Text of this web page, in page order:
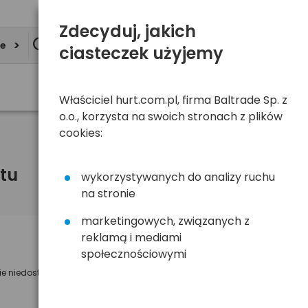
niedostępny
Powiadom mnie o dostępności
Zdecyduj, jakich
ciasteczek użyjemy
Właściciel hurt.com.pl, firma Baltrade Sp. z
o.o., korzysta na swoich stronach z plików
cookies:
wykorzystywanych do analizy ruchu
na stronie
marketingowych, związanych z
reklamą i mediami
społecznościowymi